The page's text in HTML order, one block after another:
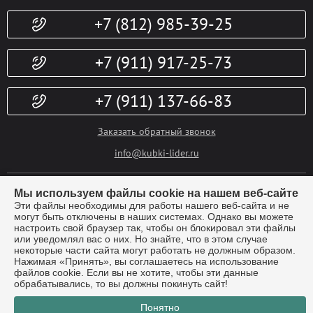
Конфиденциальность
Гарантии
Доп. услуги
Политика возврата
+7 (812) 985-39-25
+7 (911) 917-25-73
+7 (911) 137-66-83
Заказать обратный звонок
info@kubki-lider.ru
© Компания "Лидер" - производство наградной атрибутики. Все
права защищены 2026г.
Санкт-Петербург, Металлострой, Центральный проезд, дом 12 «Т»
Мы используем файлы cookie на нашем веб-сайте
Эти файлы необходимы для работы нашего веб-сайта и не
могут быть отключены в наших системах. Однако вы можете
настроить свой браузер так, чтобы он блокировал эти файлы
или уведомлял вас о них. Но знайте, что в этом случае
некоторые части сайта могут работать не должным образом.
Нажимая «Принять», вы соглашаетесь на использование
файлов cookie. Если вы не хотите, чтобы эти данные
обрабатывались, то вы должны покинуть сайт!
Понятно